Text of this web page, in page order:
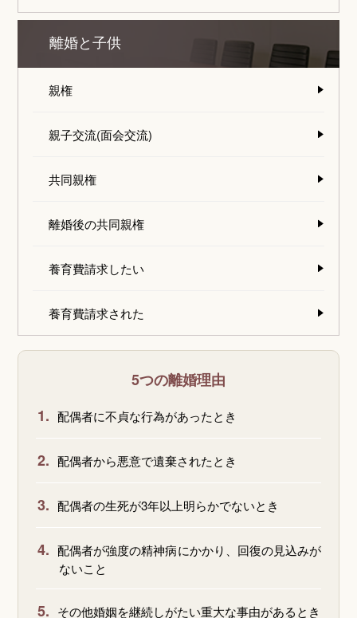
離婚と子供
親権
親子交流(面会交流)
共同親権
離婚後の共同親権
養育費請求したい
養育費請求された
5つの離婚理由
1. 配偶者に不貞な行為があったとき
2. 配偶者から悪意で遺棄されたとき
3. 配偶者の生死が3年以上明らかでないとき
4. 配偶者が強度の精神病にかかり、回復の見込みが
ないこと
5. その他婚姻を継続しがたい重大な事由があるとき